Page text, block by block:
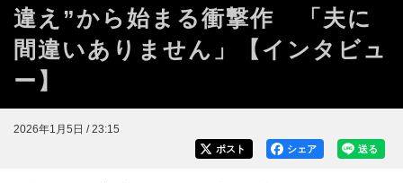
違え”から始まる衝撃作 「夫に
間違いありません」【インタビュ
ー】
2026年1月5日 / 23:15
送る
シェア
ポスト